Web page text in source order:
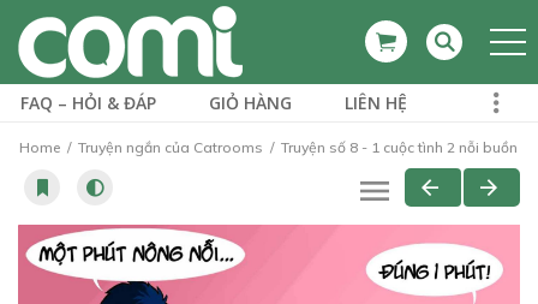
FAQ – HỎI & ĐÁP GIỎ HÀNG LIÊN HỆ
Home Truyện ngắn của Catrooms Truyện số 8 - 1 cuộc tình 2 nỗi buồn